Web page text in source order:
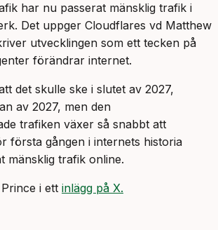
har nu passerat mänsklig trafik i
Det uppger Cloudflares vd Matthew
utvecklingen som ett tecken på
förändrar internet.
det skulle ske i slutet av 2027,
av 2027, men den
trafiken växer så snabbt att
första gången i internets historia
mänsklig trafik online.
i ett inlägg på X.